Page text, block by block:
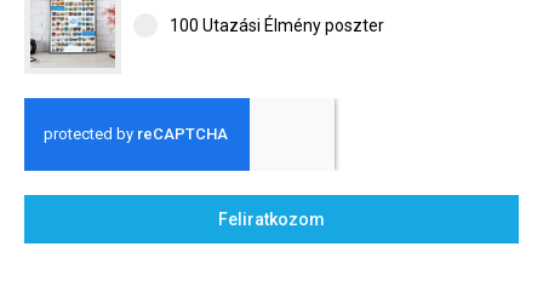
100 Utazási Élmény poszter
Feliratkozom